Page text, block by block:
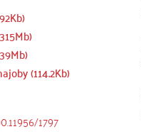
(114.2Kb)
1797